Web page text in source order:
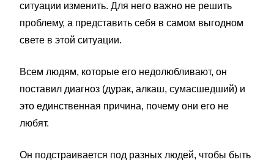
ситуации изменить. Для него важно не решить
проблему, а представить себя в самом выгодном
свете в этой ситуации.
Всем людям, которые его недолюбливают, он
поставил диагноз (дурак, алкаш, сумасшедший) и
это единственная причина, почему они его не
любят.
Он подстраивается под разных людей, чтобы быть